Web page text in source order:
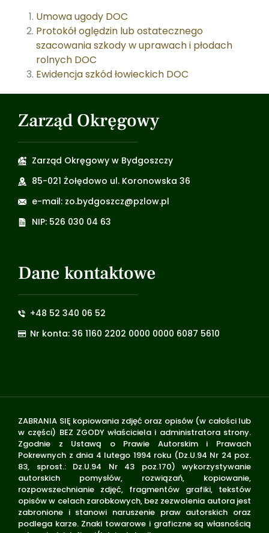
Umowa ugody DOC
Protokół oględzin lub ostatecznego
szacowania szkody w uprawach i płodach
rolnych DOC
Ewidencja szkód łowieckich DOC
Zarząd Okręgowy
Zarząd Okręgowy w Bydgoszczy
85-021 Żołędowo ul. Koronowska 36
e-mail: zo.bydgoszcz@pzlow.pl
NIP: 526 030 04 63
Dane kontaktowe
+48 52 340 06 52
Nr konta: 36 1160 2202 0000 0000 6087 5610
ZABRANIA SIĘ kopiowania zdjęć oraz opisów (w całości lub
w części) BEZ ZGODY właściciela i administratora strony.
Zgodnie z Ustawą o Prawie Autorskim i Prawach
Pokrewnych z dnia 4 lutego 1994 roku (Dz.U.94 Nr 24 poz.
83, sprost.: Dz.U.94 Nr 43 poz.170) wykorzystywanie
autorskich pomysłów, rozwiązań, kopiowanie,
rozpowszechnianie zdjęć, fragmentów grafiki, tekstów
opisów w celach zarobkowych, bez zezwolenia autora jest
zabronione i stanowi naruszenie praw autorskich oraz
podlega karze. Znaki towarowe i graficzne są własnością